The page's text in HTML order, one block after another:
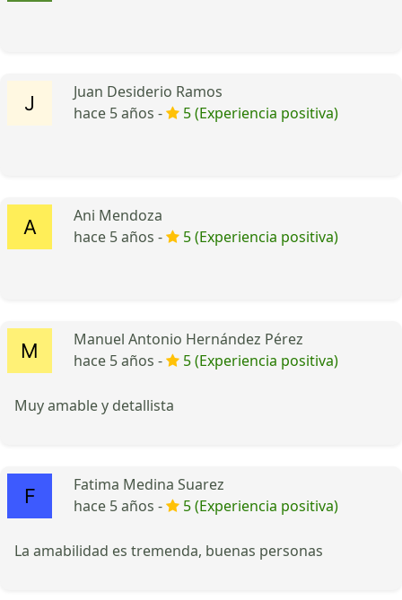
Juan Desiderio Ramos
hace 5 años -
5 (Experiencia positiva)
Ani Mendoza
hace 5 años -
5 (Experiencia positiva)
Manuel Antonio Hernández Pérez
hace 5 años -
5 (Experiencia positiva)
Muy amable y detallista
Fatima Medina Suarez
hace 5 años -
5 (Experiencia positiva)
La amabilidad es tremenda, buenas personas